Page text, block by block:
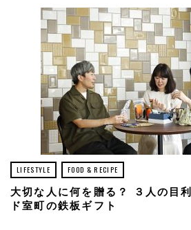
LIFESTYLE FOOD & RECIPE
大切な人に何を贈る？ ３人の目
ド室町の鉄板ギフト